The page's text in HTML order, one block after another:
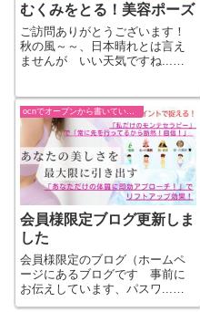
むくみをとる！美容ポーズ
ご訪問ありがとうございます！
秋の風～～、日本晴れとは言え
ませんが いい天気ですね...続
会員様限定ブログ更新しま
した
会員様限定のブログ（ホームペ
ージにあるブログです 事前に
お伝えしています、パスワ...続
きをもっと見る